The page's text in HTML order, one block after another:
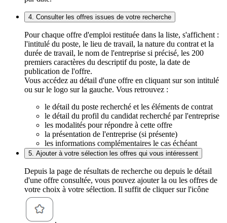
4. Consulter les offres issues de votre recherche
Pour chaque offre d'emploi restituée dans la liste, s'affichent :
l'intitulé du poste, le lieu de travail, la nature du contrat et la
durée de travail, le nom de l'entreprise si précisé, les 200
premiers caractères du descriptif du poste, la date de
publication de l'offre.
Vous accédez au détail d'une offre en cliquant sur son intitulé
ou sur le logo sur la gauche. Vous retrouvez :
le détail du poste recherché et les éléments de contrat
le détail du profil du candidat recherché par l'entreprise
les modalités pour répondre à cette offre
la présentation de l'entreprise (si présente)
les informations complémentaires le cas échéant
5. Ajouter à votre sélection les offres qui vous intéressent
Depuis la page de résultats de recherche ou depuis le détail
d'une offre consultée, vous pouvez ajouter la ou les offres de
votre choix à votre sélection. Il suffit de cliquer sur l'icône
.